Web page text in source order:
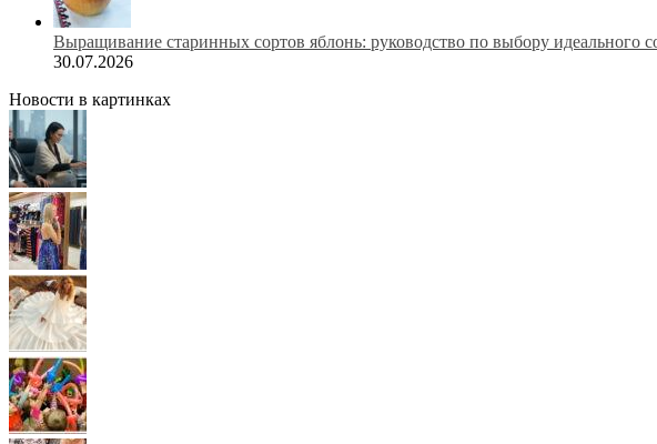
Выращивание старинных сортов яблонь: руководство по выбору идеального
30.07.2026
Новости в картинках